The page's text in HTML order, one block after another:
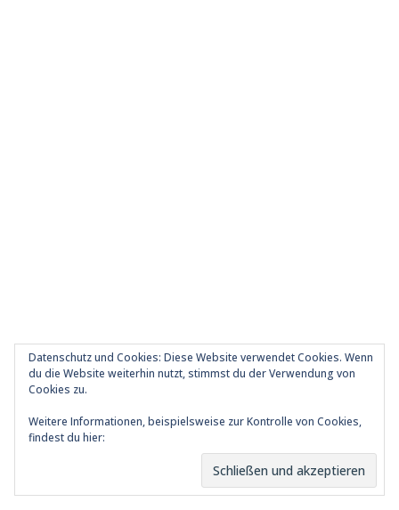
Datenschutz und Cookies: Diese Website verwendet Cookies. Wenn
du die Website weiterhin nutzt, stimmst du der Verwendung von
Cookies zu.
Weitere Informationen, beispielsweise zur Kontrolle von Cookies,
findest du hier: